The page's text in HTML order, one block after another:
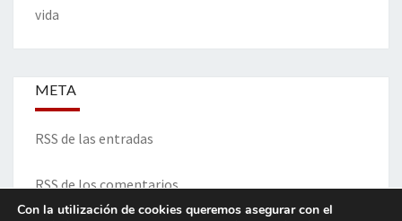
vida
META
RSS de las entradas
RSS de los comentarios
Con la utilización de cookies queremos asegurar con el